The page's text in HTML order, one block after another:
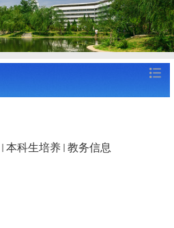
本科生培养 教务信息